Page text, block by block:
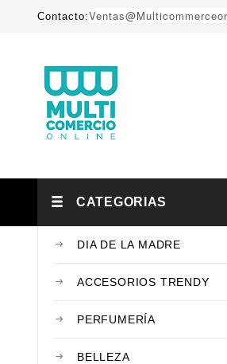
Contacto:
CATEGORIAS
DIA DE LA MADRE
ACCESORIOS TRENDY
PERFUMERÍA
BELLEZA